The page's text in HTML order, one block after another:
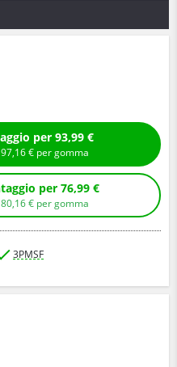
Compra con montaggio per 93,99 €
97,16€ per gomma
Compra senza montaggio per 76,99 €
80,16€ per gomma
3PMSF